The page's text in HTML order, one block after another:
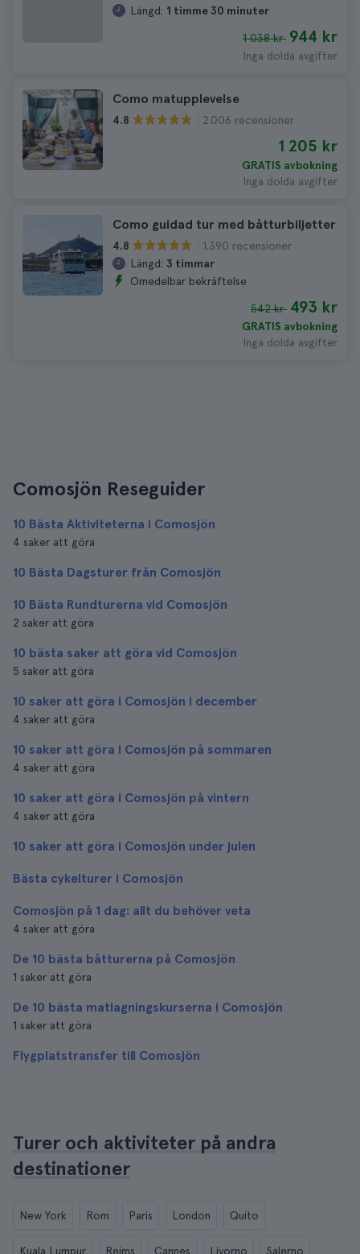
Längd: 1 timme 30 minuter
1 038 kr 944 kr
Inga dolda avgifter
Como matupplevelse
4.8 2.006 recensioner
1 205 kr
GRATIS avbokning
Inga dolda avgifter
Como guidad tur med båtturbiljetter
4.8
1.390 recensioner
Längd: 3 timmar
Omedelbar bekräftelse
542 kr 493 kr
GRATIS avbokning
Inga dolda avgifter
Comosjön Reseguider
10 Bästa Aktiviteterna i Comosjön
4 saker att göra
10 Bästa Dagsturer från Comosjön
10 Bästa Rundturerna vid Comosjön
2 saker att göra
10 bästa saker att göra vid Comosjön
5 saker att göra
10 saker att göra i Comosjön i december
4 saker att göra
10 saker att göra i Comosjön på sommaren
4 saker att göra
10 saker att göra i Comosjön på vintern
4 saker att göra
10 saker att göra i Comosjön under julen
Bästa cykelturer i Comosjön
Comosjön på 1 dag: allt du behöver veta
4 saker att göra
De 10 bästa båtturerna på Comosjön
1 saker att göra
De 10 bästa matlagningskurserna i Comosjön
1 saker att göra
Flygplatstransfer till Comosjön
Turer och aktiviteter på andra
destinationer
New York Rom Paris London Quito
Kuala Lumpur Reims Cannes Livorno Salerno